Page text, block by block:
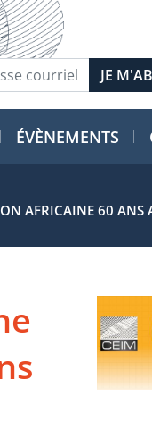
ÉVÈNEMENTS
AFRICAINE 60 ANS